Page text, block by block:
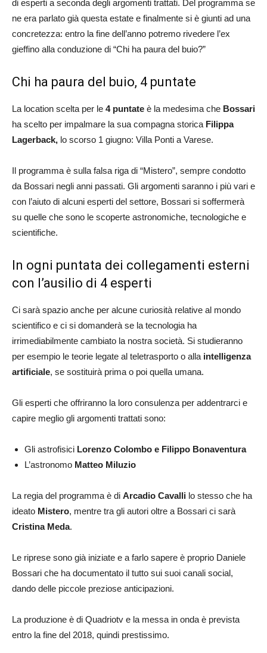
di esperti a seconda degli argomenti trattati. Del programma se
ne era parlato già questa estate e finalmente si è giunti ad una
concretezza: entro la fine dell’anno potremo rivedere l’ex
gieffino alla conduzione di “Chi ha paura del buio?”
Chi ha paura del buio, 4 puntate
La location scelta per le 4 puntate è la medesima che Bossari
ha scelto per impalmare la sua compagna storica Filippa
Lagerback, lo scorso 1 giugno: Villa Ponti a Varese.
Il programma è sulla falsa riga di “Mistero”, sempre condotto
da Bossari negli anni passati. Gli argomenti saranno i più vari e
con l’aiuto di alcuni esperti del settore, Bossari si soffermerà
su quelle che sono le scoperte astronomiche, tecnologiche e
scientifiche.
In ogni puntata dei collegamenti esterni
con l’ausilio di 4 esperti
Ci sarà spazio anche per alcune curiosità relative al mondo
scientifico e ci si domanderà se la tecnologia ha
irrimediabilmente cambiato la nostra società. Si studieranno
per esempio le teorie legate al teletrasporto o alla intelligenza
artificiale, se sostituirà prima o poi quella umana.
Gli esperti che offriranno la loro consulenza per addentrarci e
capire meglio gli argomenti trattati sono:
Gli astrofisici Lorenzo Colombo e Filippo Bonaventura
L’astronomo Matteo Miluzio
La regia del programma è di Arcadio Cavalli lo stesso che ha
ideato Mistero, mentre tra gli autori oltre a Bossari ci sarà
Cristina Meda.
Le riprese sono già iniziate e a farlo sapere è proprio Daniele
Bossari che ha documentato il tutto sui suoi canali social,
dando delle piccole preziose anticipazioni.
La produzione è di Quadriotv e la messa in onda è prevista
entro la fine del 2018, quindi prestissimo.